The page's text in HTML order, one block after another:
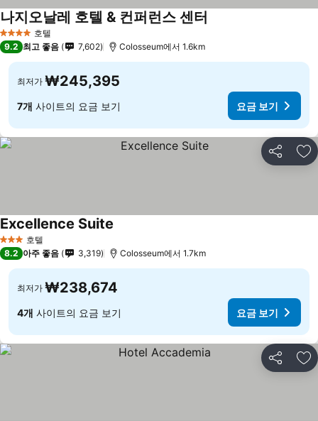
4 성급 호텔
나지오날레 호텔 & 컨퍼런스 센터
9.2 최고 좋음 7,602 Colosseum에서 1.6km
최저가 ₩245,395
7개 사이트의 요금 보기 요금 보기
공유 즐
3 성급 호텔
Excellence Suite
8.2 아주 좋음 3,319 Colosseum에서 1.7km
최저가 ₩238,674
4개 사이트의 요금 보기 요금 보기
공유 즐